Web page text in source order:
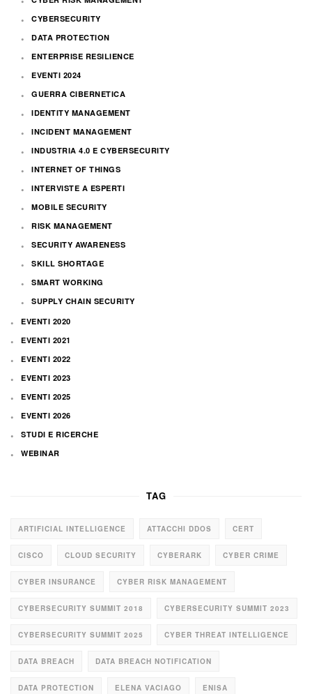
CYBERSECURITY
DATA PROTECTION
ENTERPRISE RESILIENCE
EVENTI 2024
GUERRA CIBERNETICA
IDENTITY MANAGEMENT
INCIDENT MANAGEMENT
INDUSTRIA 4.0 E CYBERSECURITY
INTERNET OF THINGS
INTERVISTE A ESPERTI
MOBILE SECURITY
RISK MANAGEMENT
SECURITY AWARENESS
SKILL SHORTAGE
SMART WORKING
SUPPLY CHAIN SECURITY
EVENTI 2020
EVENTI 2021
EVENTI 2022
EVENTI 2023
EVENTI 2025
EVENTI 2026
STUDI E RICERCHE
WEBINAR
TAG
ARTIFICIAL INTELLIGENCE ATTACCHI DDOS CERT
CISCO CLOUD SECURITY CYBERARK CYBER CRIME
CYBER INSURANCE CYBER RISK MANAGEMENT
CYBERSECURITY SUMMIT 2018 CYBERSECURITY SUMMIT 2023
CYBERSECURITY SUMMIT 2025 CYBER THREAT INTELLIGENCE
DATA BREACH DATA BREACH NOTIFICATION
DATA PROTECTION ELENA VACIAGO ENISA